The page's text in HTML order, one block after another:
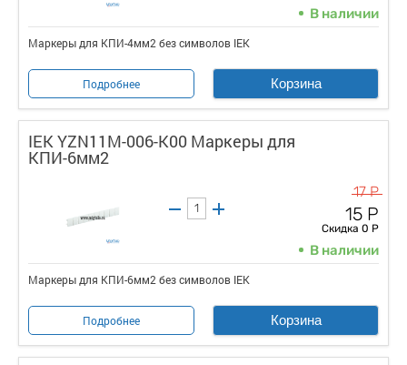
В наличии
Маркеры для КПИ-4мм2 без символов IEK
Подробнее Корзина
IEK YZN11M-006-K00 Маркеры для
КПИ-6мм2
17 Р
15 Р
Скидка 0 Р
В наличии
Маркеры для КПИ-6мм2 без символов IEK
Подробнее Корзина